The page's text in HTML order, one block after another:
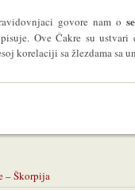
govore nam o
Ove Čakre su ustvari
korelaciji sa žlezdama sa
– Škorpija